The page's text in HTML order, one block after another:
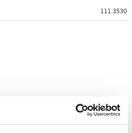
111.3530